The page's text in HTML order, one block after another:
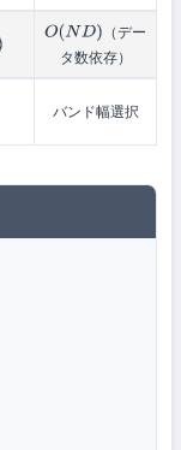
O(ND)
（デー
タ数依存）
バンド幅選択